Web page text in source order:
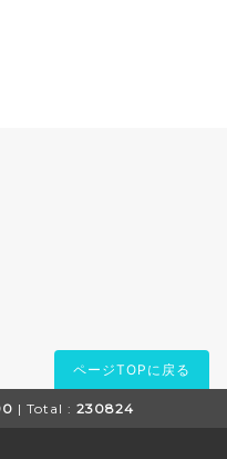
ページTOPに戻る
| Total : 230824